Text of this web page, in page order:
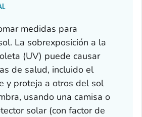
medidas para
La sobrexposición a la
(UV) puede causar
de salud, incluido el
y proteja a otros del sol
usando una camisa o
solar (con factor de